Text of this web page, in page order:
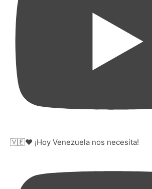
🇻🇪❤️ ¡Hoy Venezuela nos necesita!